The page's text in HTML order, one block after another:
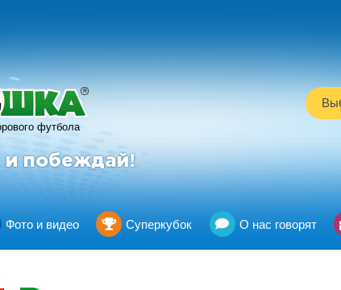
футбола
R
и побеждай!
Фото и видео Суперкубок О нас говорят